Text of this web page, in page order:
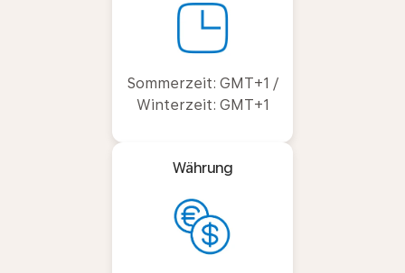
Sommerzeit: GMT+1 /
Winterzeit: GMT+1
Währung